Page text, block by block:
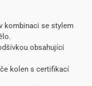
kombinaci se stylem
obsahující
kolen s certifikací